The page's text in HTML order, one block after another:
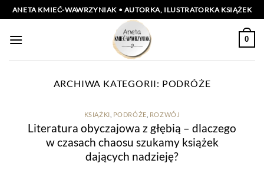
Przewiń
do
zawartości
ANETA KMIEĆ-WAWRZYNIAK • AUTORKA, ILUSTRATORKA KSIĄŻEK
0
ARCHIWA KATEGORII: PODRÓŻE
KSIĄŻKI PODRÓŻE ROZWÓJ
Literatura obyczajowa z głębią – dlaczego
w czasach chaosu szukamy książek
dających nadzieję?